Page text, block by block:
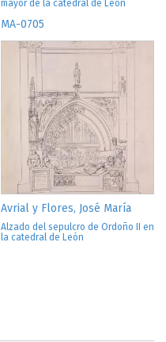
mayor de la catedral de León
MA-0705
Avrial y Flores, José María
Alzado del sepulcro de Ordoño II en
la catedral de León